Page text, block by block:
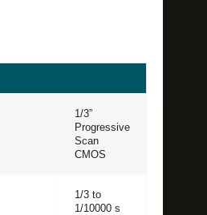
1/3”
Progressive
Scan
CMOS
1/3 to
1/10000 s